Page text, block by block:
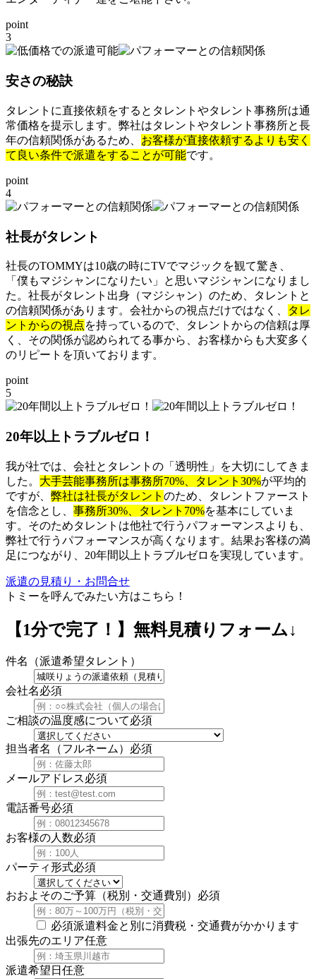
point
3
安さの秘訣
タレントに直接依頼をするとタレントやタレント事務所は通
常価格を提示します。弊社はタレントやタレント事務所と長
年の信頼関係があるため、 お客様が直接依頼するよりも安く
て良い条件で派遣をすることが可能です。
point
4
社長がタレント
社長のTOMMYは10歳の時にTVでマジックを観て驚き、
「僕もマジシャンになりたい」と思いマジシャンになりまし
た。社長がタレント出身（マジシャン）のため、タレントと
の信頼関係があります。会社からの視点だけではなく、
タレ
ントからの視点を持っているので、タレントからの信頼は厚
く、その関係が認められてる事から、お客様からも大変多く
のリピートを頂いております。
point
5
20年以上トラブルゼロ！
我が社では、会社とタレントの「透明性」を大切にしてきま
した。 大手芸能事務所は事務所70%、タレント30%が平均的
ですが、 弊社は社長がタレント のため、タレントファースト
を信念とし、 事務所30%、タレント70%を基本にしていま
す。そのためタレントは他社で行うパフォーマンスよりも、
弊社で行うパフォーマンスが高くなります。結果お客様の満
足につながり、20年間以上トラブルゼロを実現しています。
派遣の見積り・お問合せ
トミーを呼んでみたい方はこちら！
【1分で完了！】 無料見積りフォーム↓
件名（派遣希望タレント）
会社名必須
ご相談の温度感について必須
担当者名（フルネーム） 必須
メールアドレス必須
電話番号必須
お客様の人数必須
パーティ形式必須
おおよそのご予算（税別・交通費別） 必須
必須派遣料金と別に消費税・交通費がかかります
出張先のエリア任意
派遣希望日 任意